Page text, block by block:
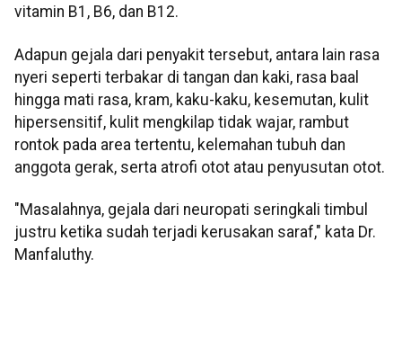
vitamin B1, B6, dan B12.
Adapun gejala dari penyakit tersebut, antara lain rasa
nyeri seperti terbakar di tangan dan kaki, rasa baal
hingga mati rasa, kram, kaku-kaku, kesemutan, kulit
hipersensitif, kulit mengkilap tidak wajar, rambut
rontok pada area tertentu, kelemahan tubuh dan
anggota gerak, serta atrofi otot atau penyusutan otot.
"Masalahnya, gejala dari neuropati seringkali timbul
justru ketika sudah terjadi kerusakan saraf," kata Dr.
Manfaluthy.